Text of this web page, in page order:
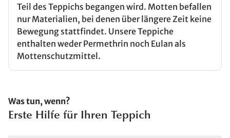
Teil des Teppichs begangen wird. Motten befallen
nur Materialien, bei denen über längere Zeit keine
Bewegung stattfindet. Unsere Teppiche
enthalten weder Permethrin noch Eulan als
Mottenschutzmittel.
Was tun, wenn?
Erste Hilfe für Ihren Teppich